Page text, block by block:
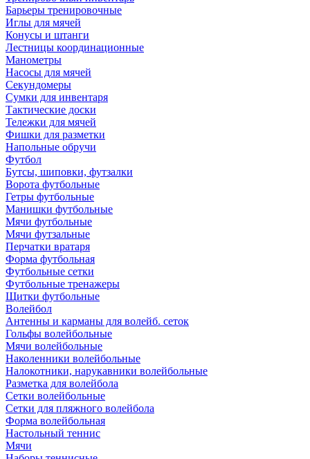
Барьеры тренировочные
Иглы для мячей
Конусы и штанги
Лестницы координационные
Манометры
Насосы для мячей
Секундомеры
Сумки для инвентаря
Тактические доски
Тележки для мячей
Фишки для разметки
Напольные обручи
Футбол
Бутсы, шиповки, футзалки
Ворота футбольные
Гетры футбольные
Манишки футбольные
Мячи футбольные
Мячи футзальные
Перчатки вратаря
Форма футбольная
Футбольные сетки
Футбольные тренажеры
Щитки футбольные
Волейбол
Антенны и карманы для волейб. сеток
Гольфы волейбольные
Мячи волейбольные
Наколенники волейбольные
Налокотники, нарукавники волейбольные
Разметка для волейбола
Сетки волейбольные
Сетки для пляжного волейбола
Форма волейбольная
Настольный теннис
Мячи